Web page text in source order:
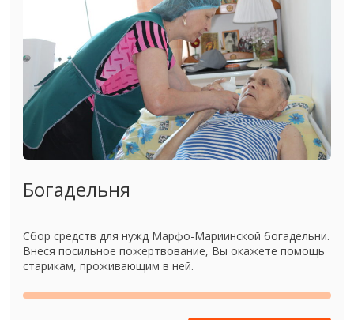
Богадельня
Сбор средств для нужд Марфо-Мариинской богадельни.
Внеся посильное пожертвование, Вы окажете помощь
старикам, проживающим в ней.